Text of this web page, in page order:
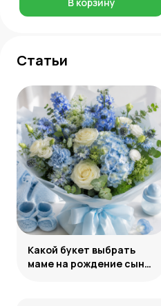
Статьи
Какой букет выбрать
маме на рождение сына: